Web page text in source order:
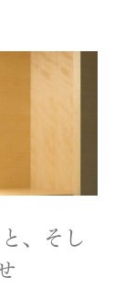
と、
知ら
、そし